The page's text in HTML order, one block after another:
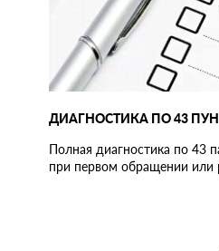
ДИАГНОСТИКА ПО 43
Полная диагностика по 43
при первом обращении или